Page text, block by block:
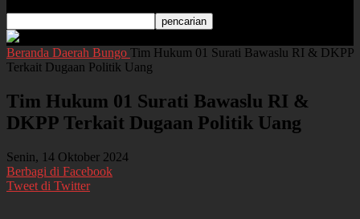
Beranda Daerah Bungo Tim Hukum 01 Surati Bawaslu RI & DKPP
Terkait Dugaan Politik Uang
Tim Hukum 01 Surati Bawaslu RI &
DKPP Terkait Dugaan Politik Uang
Senin, 14 Oktober 2024
Berbagi di Facebook
Tweet di Twitter